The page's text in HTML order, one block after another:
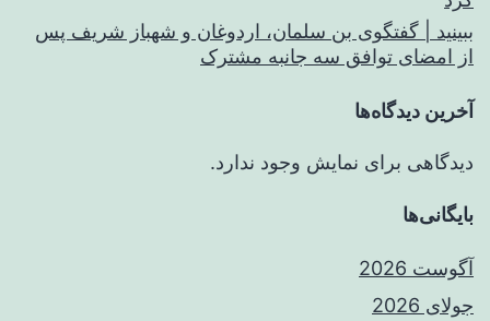
ببینید | گفتگوی بن سلمان، اردوغان و شهباز شریف پس
از امضای توافق سه جانبه مشترک
آخرین دیدگاه‌ها
دیدگاهی برای نمایش وجود ندارد.
بایگانی‌ها
آگوست 2026
جولای 2026